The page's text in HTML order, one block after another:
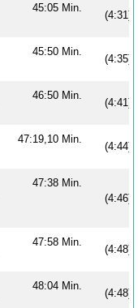
45:05 Min.
(4:31)
45:50 Min.
(4:35)
46:50 Min.
(4:41)
47:19,10 Min.
(4:44)
47:38 Min.
(4:46)
47:58 Min.
(4:48)
48:04 Min.
(4:48)